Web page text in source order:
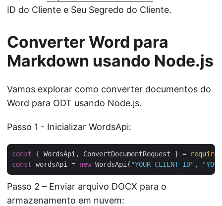
ID do Cliente e Seu Segredo do Cliente.
Converter Word para
Markdown usando Node.js
Vamos explorar como converter documentos do
Word para ODT usando Node.js.
Passo 1 - Inicializar WordsApi:
const { WordsApi, ConvertDocumentRequest } = require
const wordsApi = new WordsApi( "YOUR_CLIENT_ID" ,
Passo 2 – Enviar arquivo DOCX para o
armazenamento em nuvem: